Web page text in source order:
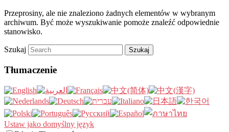
Przeprosiny, ale nie znaleziono żadnych elementów w wybranym
archiwum. Być może wyszukiwanie pomoże znaleźć odpowiednie
stanowisko.
Szukaj
Tłumaczenie
Ustaw jako domyślny język